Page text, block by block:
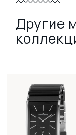
Другие